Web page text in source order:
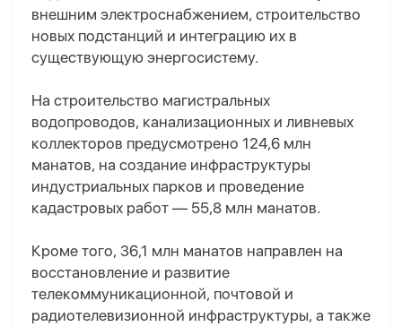
внешним электроснабжением, строительство
новых подстанций и интеграцию их в
существующую энергосистему.
На строительство магистральных
водопроводов, канализационных и ливневых
коллекторов предусмотрено 124,6 млн
манатов, на создание инфраструктуры
индустриальных парков и проведение
кадастровых работ — 55,8 млн манатов.
Кроме того, 36,1 млн манатов направлен на
восстановление и развитие
телекоммуникационной, почтовой и
радиотелевизионной инфраструктуры, а также